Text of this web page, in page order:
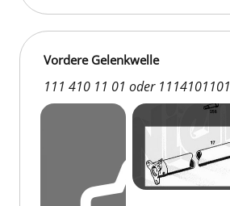
Vordere Gelenkwelle
111 410 11 01 oder 1114101101